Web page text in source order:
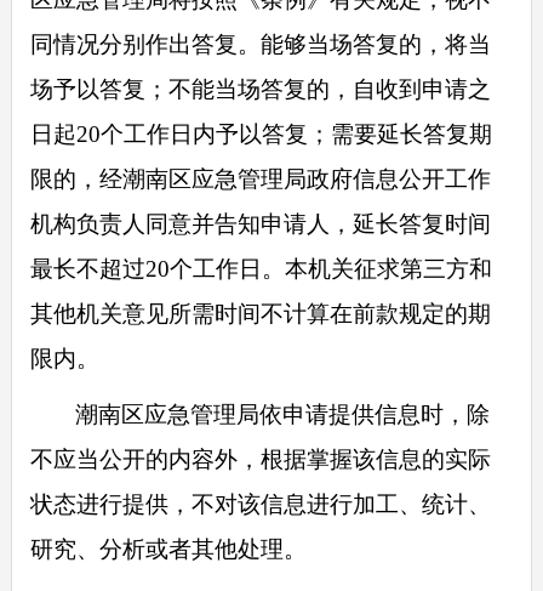
同情况分别作出答复。能够当场答复的，将当
场予以答复；不能当场答复的，自收到申请之
日起20个工作日内予以答复；需要延长答复期
限的，经潮南区应急管理局政府信息公开工作
机构负责人同意并告知申请人，延长答复时间
最长不超过20个工作日。本机关征求第三方和
其他机关意见所需时间不计算在前款规定的期
限内。
潮南区应急管理局依申请提供信息时，除
不应当公开的内容外，根据掌握该信息的实际
状态进行提供，不对该信息进行加工、统计、
研究、分析或者其他处理。